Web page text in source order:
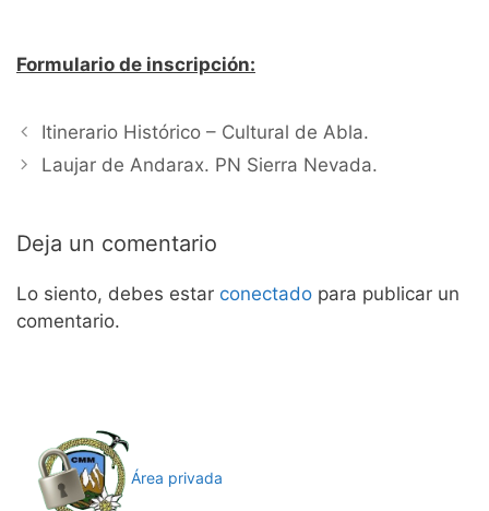
Formulario de inscripción:
Itinerario Histórico – Cultural de Abla.
Laujar de Andarax. PN Sierra Nevada.
Deja un comentario
Lo siento, debes estar conectado para publicar un
comentario.
Área privada